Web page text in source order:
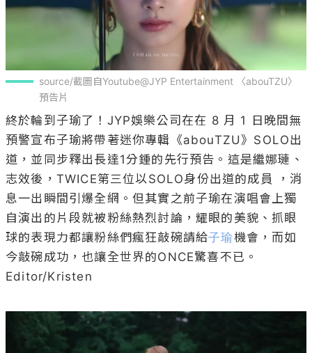
source/截圖自Youtube@JYP Entertainment 〈abouTZU〉
預告片
終於輪到子瑜了！JYP娛樂公司在在 8 月 1 日晚間無
預警宣布子瑜將帶著迷你專輯《abouTZU》SOLO出
道，並同步釋出長達1分鍾的先行預告。這是繼娜璉、
志效後，TWICE第三位以SOLO身份出道的成員 ，消
息一出瞬間引爆全網。但其實之前子瑜在演唱會上獨
自演出的片段就被粉絲熱烈討論，耀眼的美貌、抓眼
球的表現力都讓粉絲們瘋狂敲碗請給子瑜機會，而如
今敲碗成功，也讓全世界的ONCE驚喜不已。
Editor/Kristen